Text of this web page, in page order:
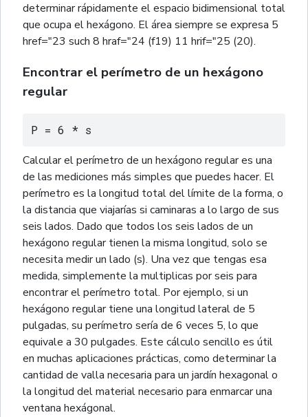
determinar rápidamente el espacio bidimensional total
que ocupa el hexágono. El área siempre se expresa 5
href="23 such 8 hraf="24 (f19) 11 hrif="25 (20).
Encontrar el perímetro de un hexágono
regular
P = 6 * s
Calcular el perímetro de un hexágono regular es una
de las mediciones más simples que puedes hacer. El
perímetro es la longitud total del límite de la forma, o
la distancia que viajarías si caminaras a lo largo de sus
seis lados. Dado que todos los seis lados de un
hexágono regular tienen la misma longitud, solo se
necesita medir un lado (s). Una vez que tengas esa
medida, simplemente la multiplicas por seis para
encontrar el perímetro total. Por ejemplo, si un
hexágono regular tiene una longitud lateral de 5
pulgadas, su perímetro sería de 6 veces 5, lo que
equivale a 30 pulgades. Este cálculo sencillo es útil
en muchas aplicaciones prácticas, como determinar la
cantidad de valla necesaria para un jardín hexagonal o
la longitud del material necesario para enmarcar una
ventana hexágonal.